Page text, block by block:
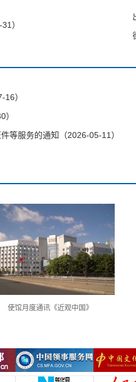
）
）
等服务的通知（2026-05-11）
使馆月度通讯《近观中国》